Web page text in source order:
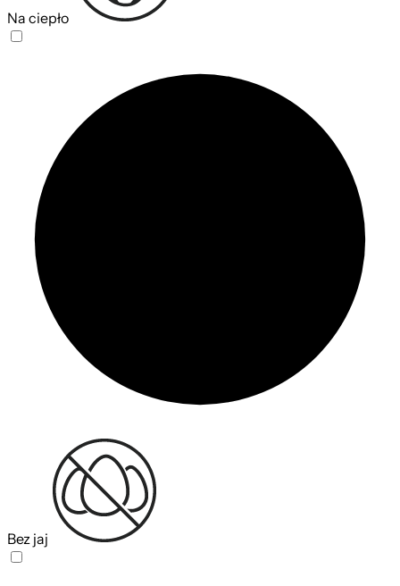
Na ciepło
Bez jaj